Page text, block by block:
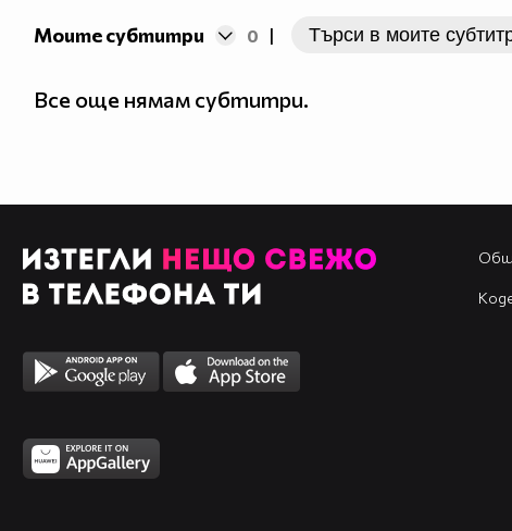
Моите субтитри 0 |
Все още нямам субтитри.